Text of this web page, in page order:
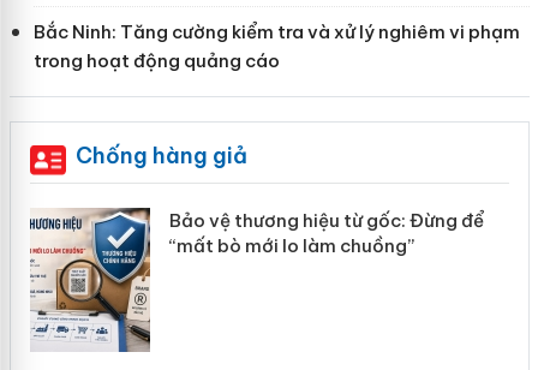
Bắc Ninh: Tăng cường kiểm tra và xử lý nghiêm vi phạm
trong hoạt động quảng cáo
Chống hàng giả
Bảo vệ thương hiệu từ gốc: Đừng để
“mất bò mới lo làm chuồng”